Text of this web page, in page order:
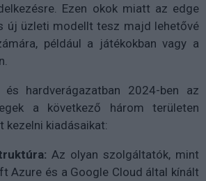
Ezen okok miatt az edge
új üzleti modellt tesz majd lehetővé
például a játékokban vagy a
hardverágazatban 2024-ben az
a következő három területen
kiadásaikat:
Az olyan szolgáltatók, mint
Azure és a Google Cloud által kínált